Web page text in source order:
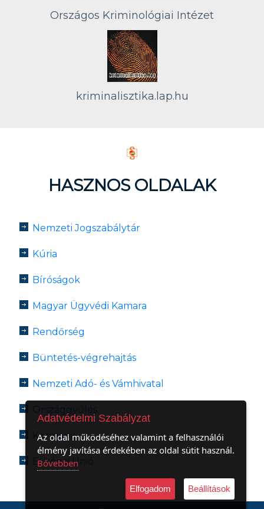
Országos Kriminológiai Intézet
kriminalisztika.lap.hu
HASZNOS OLDALAK
Nemzeti Jogszabálytár
Kúria
Bíróságok
Magyar Ügyvédi Kamara
Rendőrség
Büntetés-végrehajtás
Nemzeti Adó- és Vámhivatal
Országgyűlés
Kormány
Európai Unió
Adatvédelmi Szabályzat
Az oldal működéséhez valamint a felhasználói
élmény javítása érdekében az oldal sütit használ.
Bővebben
Elfogadom Beállítások